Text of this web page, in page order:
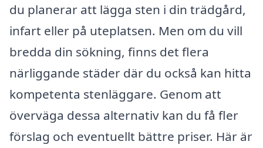
du planerar att lägga sten i din trädgård,
infart eller på uteplatsen. Men om du vill
bredda din sökning, finns det flera
närliggande städer där du också kan hitta
kompetenta stenläggare. Genom att
överväga dessa alternativ kan du få fler
förslag och eventuellt bättre priser. Här är